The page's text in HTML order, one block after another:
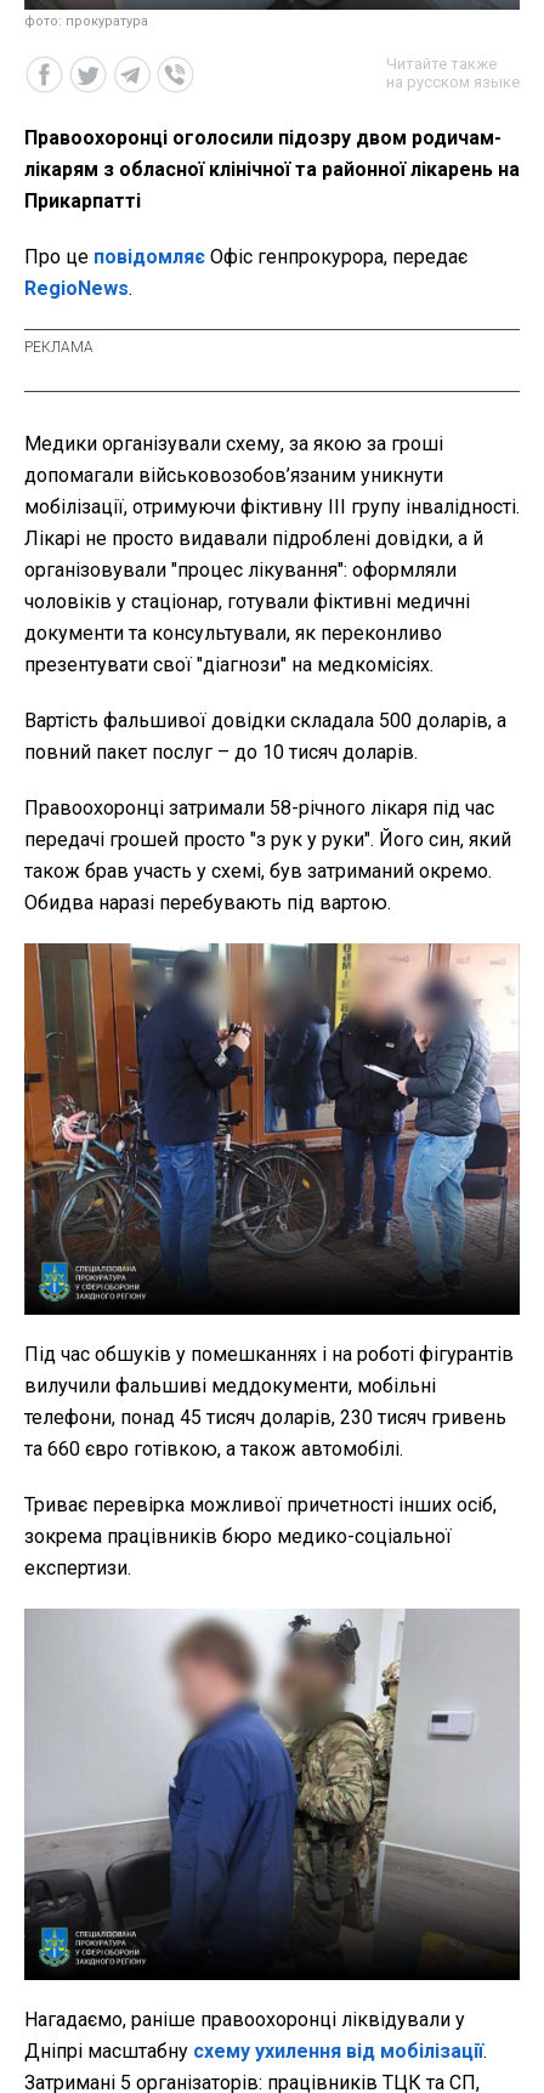
фото: прокуратура
Читайте также
на русском языке
Правоохоронці оголосили підозру двом родичам-
лікарям з обласної клінічної та районної лікарень на
Прикарпатті
Про це повідомляє Офіс генпрокурора, передає
RegioNews.
Медики організували схему, за якою за гроші
допомагали військовозобов’язаним уникнути
мобілізації, отримуючи фіктивну III групу інвалідності.
Лікарі не просто видавали підроблені довідки, а й
організовували "процес лікування": оформляли
чоловіків у стаціонар, готували фіктивні медичні
документи та консультували, як переконливо
презентувати свої "діагнози" на медкомісіях.
Вартість фальшивої довідки складала 500 доларів, а
повний пакет послуг – до 10 тисяч доларів.
Правоохоронці затримали 58-річного лікаря під час
передачі грошей просто "з рук у руки". Його син, який
також брав участь у схемі, був затриманий окремо.
Обидва наразі перебувають під вартою.
Під час обшуків у помешканнях і на роботі фігурантів
вилучили фальшиві меддокументи, мобільні
телефони, понад 45 тисяч доларів, 230 тисяч гривень
та 660 євро готівкою, а також автомобілі.
Триває перевірка можливої причетності інших осіб,
зокрема працівників бюро медико-соціальної
експертизи.
Нагадаємо, раніше правоохоронці ліквідували у
Дніпрі масштабну схему ухилення від мобілізації.
Затримані 5 організаторів: працівників ТЦК та СП,